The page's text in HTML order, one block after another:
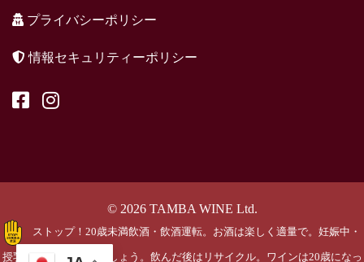
プライバシーポリシー
情報セキュリティーポリシー
© 2026 TAMBA WINE Ltd.
ストップ！20歳未満飲酒・飲酒運転。お酒は楽しく適量で。妊娠中・
授乳期の飲酒はやめましょう。飲んだ後はリサイクル。ワインは20歳になっ